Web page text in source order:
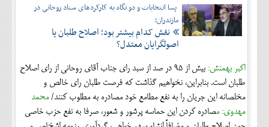
پسا انتخابات و دو نگاه به کارکردهای ستاد روحانی در
مازندران؛
نقش کدام بیشتر بود؛ اصلاح طلبان یا
اصولگرایان معتدل؟
اکبر بهمنش:
بیش از ٩٥ در صد از سبد راى جناب آقاى روحانى از رای اصلاح
طلبان است. بنابراین، نخواهيم گذاشت كه فرصت طلبان راى خالص و
مخلصانه اين جريان را به نفع مطامع خود مصادره به مطلوب کنند/محمد
مهدوی: مصادره کردن این حماسه پرشور و شعور، صرفا به نفع حزب خاصی